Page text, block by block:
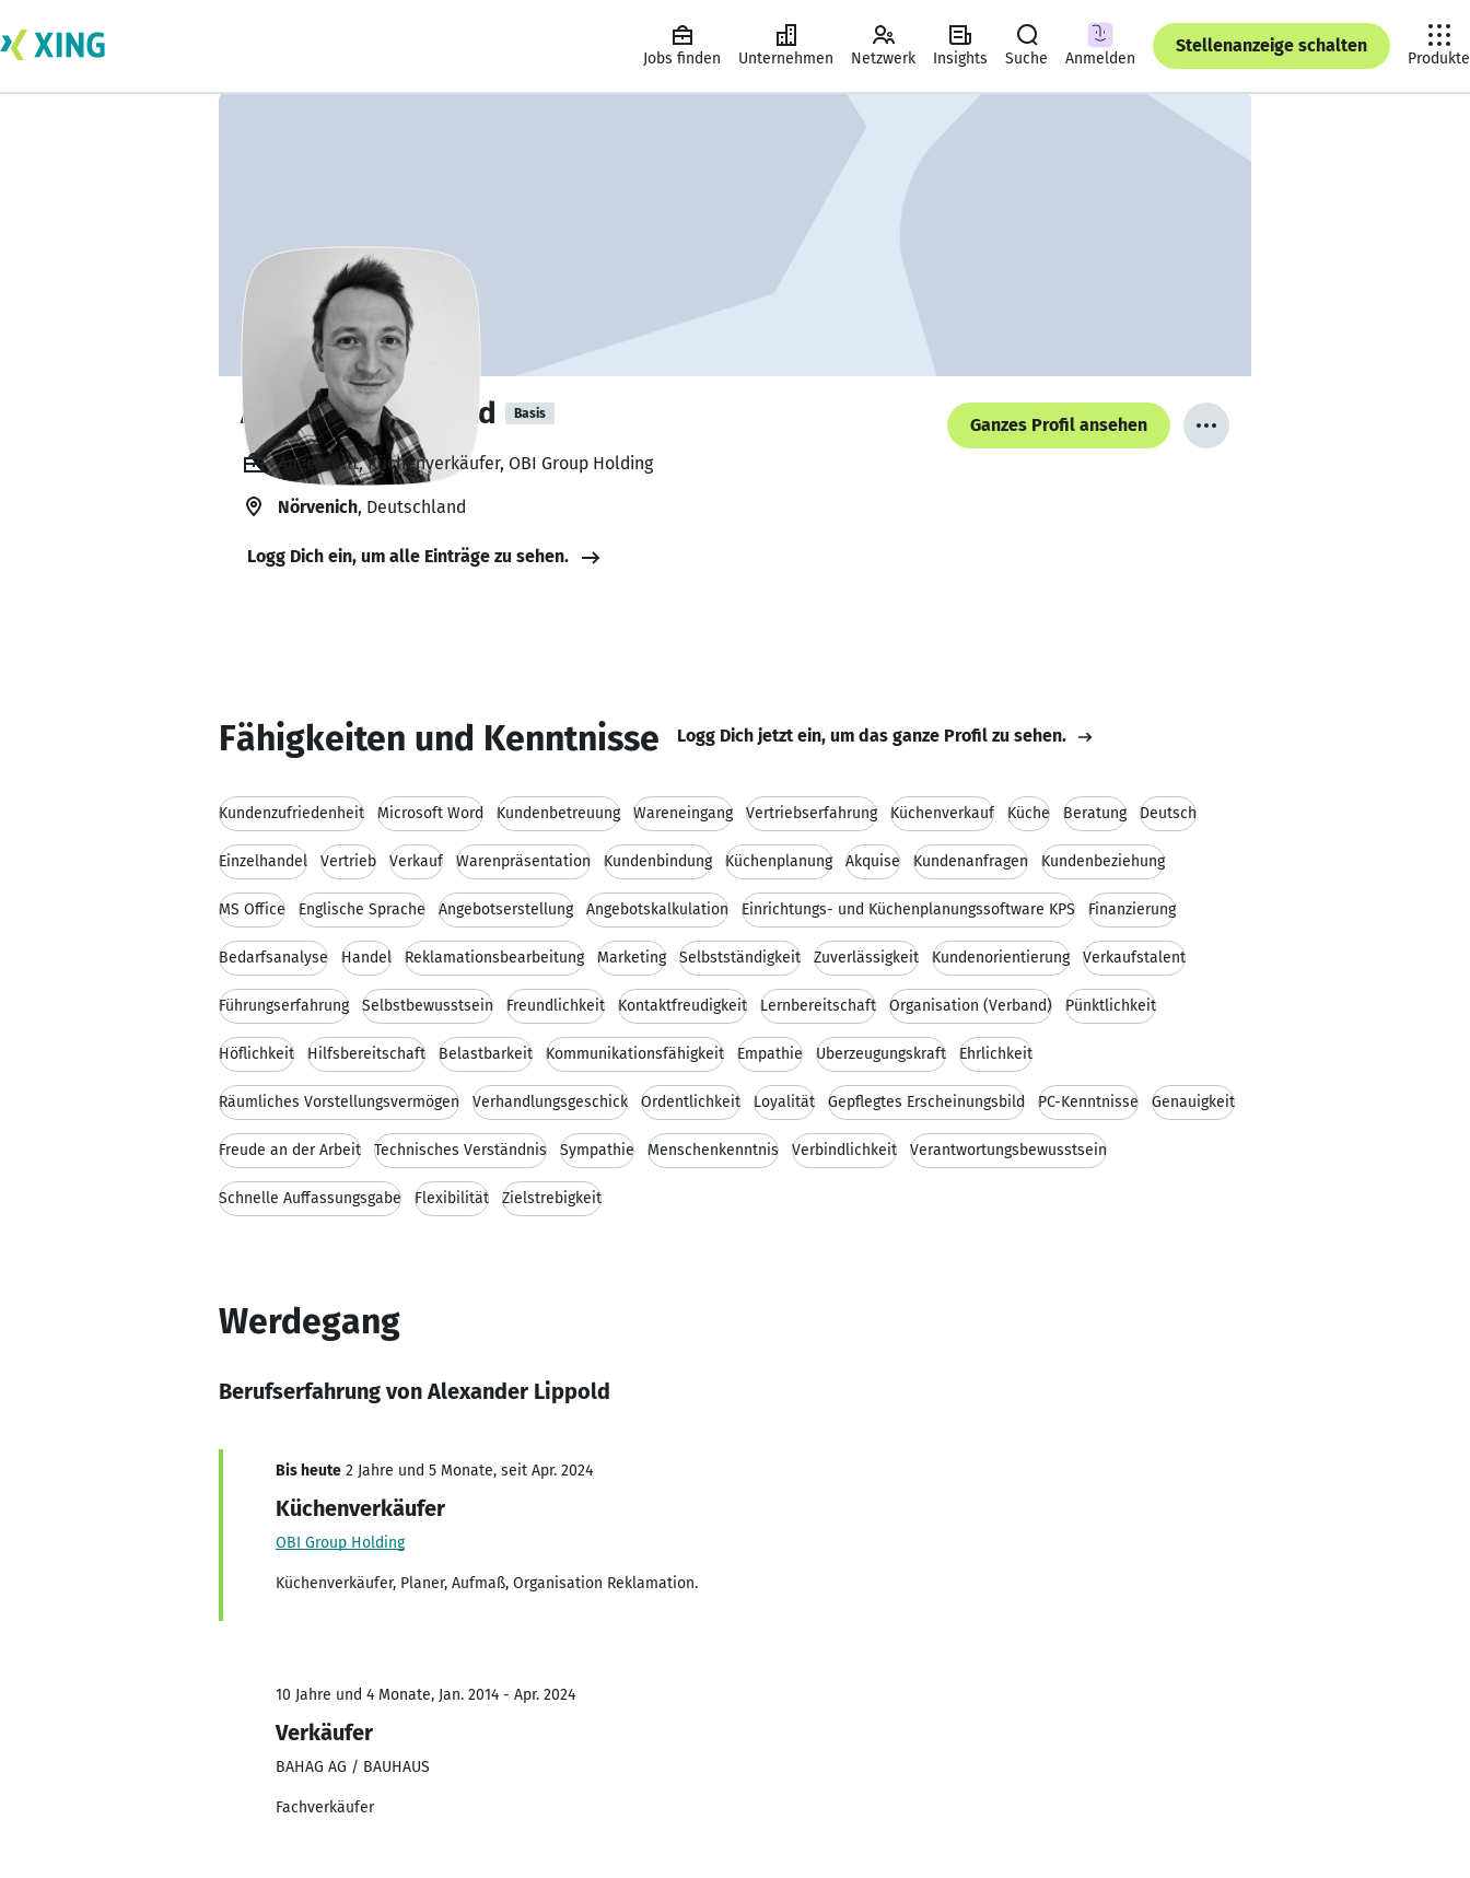
Jobs finden Unternehmen Netzwerk Insights Suche Anmelden
Stellenanzeige schalten
Produkte
Alexander Lippold Basis
Ganzes Profil ansehen
Angestellt, Küchenverkäufer, OBI Group Holding
Nörvenich, Deutschland
Logg Dich ein, um alle Einträge zu sehen.
Fähigkeiten und Kenntnisse Logg Dich jetzt ein, um das ganze Profil zu sehen.
Kundenzufriedenheit Microsoft Word Kundenbetreuung Wareneingang Vertriebserfahrung Küchenverkauf Küche Beratung Deutsch
Einzelhandel Vertrieb Verkauf Warenpräsentation Kundenbindung Küchenplanung Akquise Kundenanfragen Kundenbeziehung
MS Office Englische Sprache Angebotserstellung Angebotskalkulation Einrichtungs- und Küchenplanungssoftware KPS Finanzierung
Bedarfsanalyse Handel Reklamationsbearbeitung Marketing Selbstständigkeit Zuverlässigkeit Kundenorientierung Verkaufstalent
Führungserfahrung Selbstbewusstsein Freundlichkeit Kontaktfreudigkeit Lernbereitschaft Organisation (Verband) Pünktlichkeit
Höflichkeit Hilfsbereitschaft Belastbarkeit Kommunikationsfähigkeit Empathie Überzeugungskraft Ehrlichkeit
Räumliches Vorstellungsvermögen Verhandlungsgeschick Ordentlichkeit Loyalität Gepflegtes Erscheinungsbild PC-Kenntnisse Genauigkeit
Freude an der Arbeit Technisches Verständnis Sympathie Menschenkenntnis Verbindlichkeit Verantwortungsbewusstsein
Schnelle Auffassungsgabe Flexibilität Zielstrebigkeit
Werdegang
Berufserfahrung von Alexander Lippold
Bis heute 2 Jahre und 5 Monate, seit Apr. 2024
Küchenverkäufer
OBI Group Holding
Küchenverkäufer, Planer, Aufmaß, Organisation Reklamation.
10 Jahre und 4 Monate, Jan. 2014 - Apr. 2024
Verkäufer
BAHAG AG / BAUHAUS
Fachverkäufer